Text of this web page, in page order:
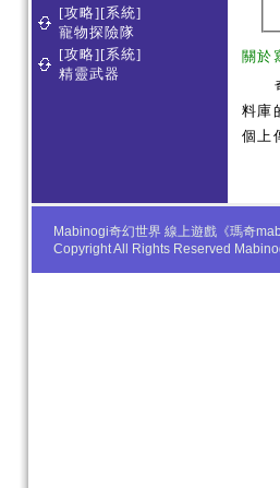
[攻略][系統]
寵物探險隊
[攻略][系統]
精靈武器
關於
料庫
個上
Mabinogi奇幻世界 線上遊戲《瑪奇
Copyright All Rights Reserved